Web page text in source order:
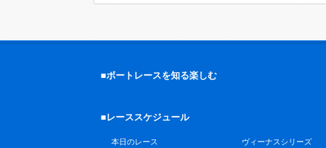
■ボートレースを知る楽しむ
■レーススケジュール
本日のレース
ヴィーナスシリーズ